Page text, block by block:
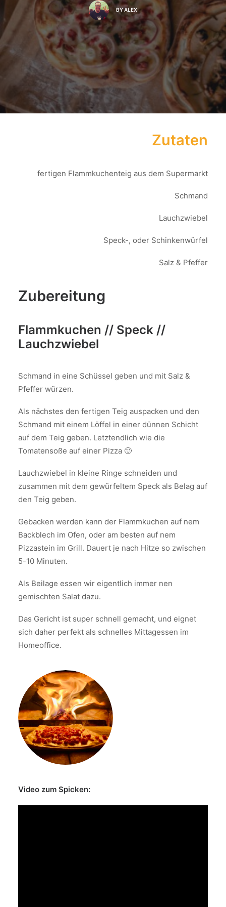
BYALEX
Zutaten
fertigen Flammkuchenteig aus dem Supermarkt
Schmand
Lauchzwiebel
Speck-, oder Schinkenwürfel
Salz & Pfeffer
Zubereitung
Flammkuchen // Speck //
Lauchzwiebel
Schmand in eine Schüssel geben und mit Salz &
Pfeffer würzen.
Als nächstes den fertigen Teig auspacken und den
Schmand mit einem Löffel in einer dünnen Schicht
auf dem Teig geben. Letztendlich wie die
Tomatensoße auf einer Pizza 🙂
Lauchzwiebel in kleine Ringe schneiden und
zusammen mit dem gewürfeltem Speck als Belag auf
den Teig geben.
Gebacken werden kann der Flammkuchen auf nem
Backblech im Ofen, oder am besten auf nem
Pizzastein im Grill. Dauert je nach Hitze so zwischen
5-10 Minuten.
Als Beilage essen wir eigentlich immer nen
gemischten Salat dazu.
Das Gericht ist super schnell gemacht, und eignet
sich daher perfekt als schnelles Mittagessen im
Homeoffice.
Video zum Spicken: